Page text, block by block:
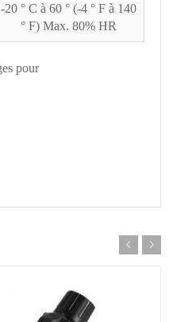
-20 ° C à 60 ° (-4 ° F à 140
° F) Max. 80% HR